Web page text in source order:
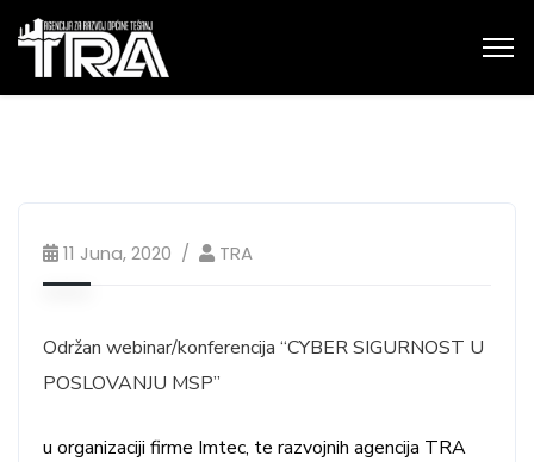
11 Juna, 2020 TRA
Održan webinar/konferencija “CYBER SIGURNOST U
POSLOVANJU MSP”
u organizaciji firme Imtec, te razvojnih agencija TRA